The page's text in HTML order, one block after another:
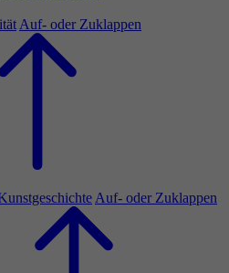
Auf- oder Zuklappen
Auf- oder Zuklappen